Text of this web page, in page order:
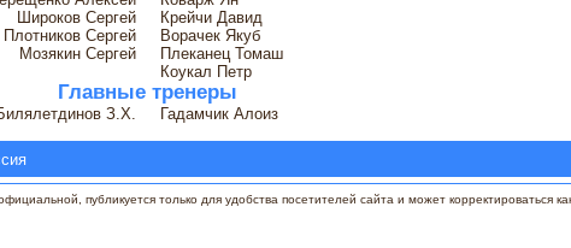
Широков Сергей
Крейчи Давид
Плотников Сергей
Ворачек Якуб
Мозякин Сергей
Плеканец Томаш
Коукал Петр
Главные тренеры
З.Х. Гадамчик Алоиз
публикуется только для удобства посетителей сайта и может корректироваться